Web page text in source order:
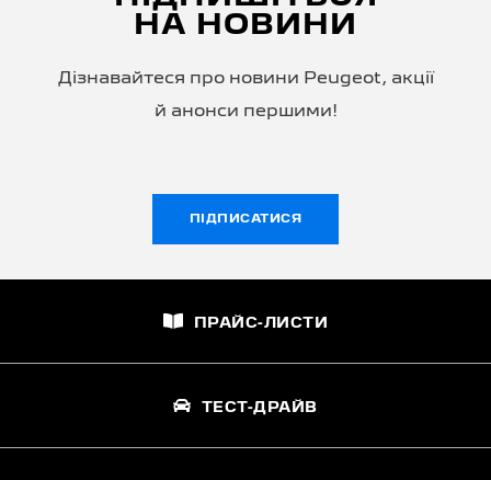
НА НОВИНИ
Дізнавайтеся про новини Peugeot, акції
й анонси першими!
ПІДПИСАТИСЯ
ПРАЙС-ЛИСТИ
ТЕСТ-ДРАЙВ